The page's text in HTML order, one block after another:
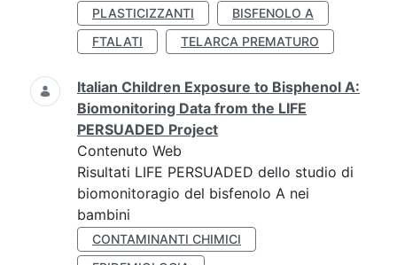
PLASTICIZZANTI
BISFENOLO A
FTALATI
TELARCA PREMATURO
Italian Children Exposure to Bisphenol A:
Biomonitoring Data from the LIFE
PERSUADED Project
Contenuto Web
Risultati LIFE PERSUADED dello studio di
biomonitoragio del bisfenolo A nei
bambini
CONTAMINANTI CHIMICI